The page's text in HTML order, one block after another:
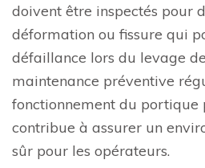
doivent être inspectés pour
déformation ou fissure qui
défaillance lors du levage
maintenance préventive
fonctionnement du portique
contribue à assurer un
sûr pour les opérateurs.